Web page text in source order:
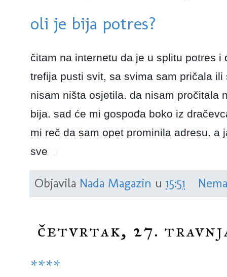
oli je bija potres?
čitam na internetu da je u splitu potres
trefija pusti svit, sa svima sam pričala
nisam ništa osjetila. da nisam pročitala
bija. sad će mi gospođa boko iz
mi reč da sam opet prominila adresu. a
sve
Objavila Nada Magazin u 15:51
četvrtak, 27.
****